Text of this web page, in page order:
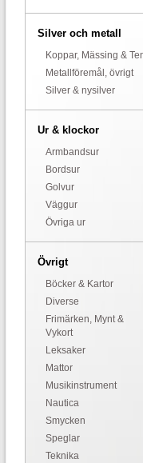
Silver och metall
Koppar, Mässing &
Metallföremål, övrigt
Silver & nysilver
Ur & klockor
Armbandsur
Bordsur
Golvur
Väggur
Övriga ur
Övrigt
Böcker & Kartor
Diverse
Frimärken, Mynt &
Vykort
Leksaker
Mattor
Musikinstrument
Nautica
Smycken
Speglar
Teknika